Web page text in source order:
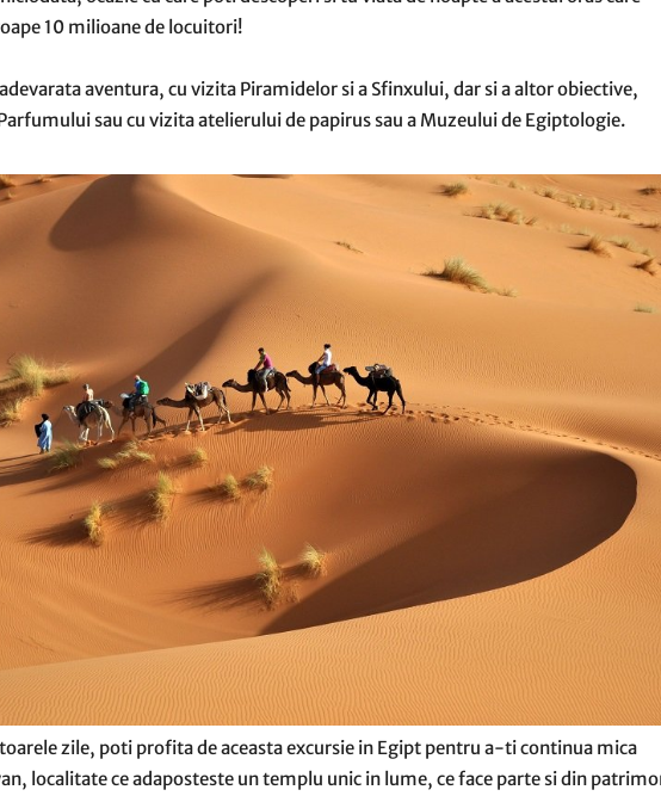
10 milioane de locuitori!
aventura, cu vizita Piramidelor si a Sfinxului, dar si a altor obiective,
sau cu vizita atelierului de papirus sau a Muzeului de Egiptologie.
zile, poti profita de aceasta excursie in Egipt pentru a-ti continua mica
localitate ce adaposteste un templu unic in lume, ce face parte si din